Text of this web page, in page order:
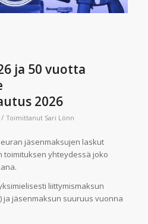
ja 50 vuotta
2026
/ Toimittanut Sari Lönn
jäsenmaksujen laskut
toimituksen yhteydessä joko
liittymismaksun
ja jäsenmaksun suuruus vuonna